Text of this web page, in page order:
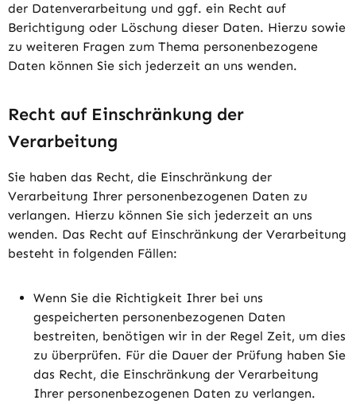
der Datenverarbeitung und ggf. ein Recht auf
Berichtigung oder Löschung dieser Daten. Hierzu sowie
zu weiteren Fragen zum Thema personenbezogene
Daten können Sie sich jederzeit an uns wenden.
Recht auf Einschränkung der
Verarbeitung
Sie haben das Recht, die Einschränkung der
Verarbeitung Ihrer personenbezogenen Daten zu
verlangen. Hierzu können Sie sich jederzeit an uns
wenden. Das Recht auf Einschränkung der Verarbeitung
besteht in folgenden Fällen:
Wenn Sie die Richtigkeit Ihrer bei uns
gespeicherten personenbezogenen Daten
bestreiten, benötigen wir in der Regel Zeit, um dies
zu überprüfen. Für die Dauer der Prüfung haben Sie
das Recht, die Einschränkung der Verarbeitung
Ihrer personenbezogenen Daten zu verlangen.